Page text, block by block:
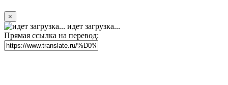
×
идет загрузка...
Прямая ссылка на перевод: